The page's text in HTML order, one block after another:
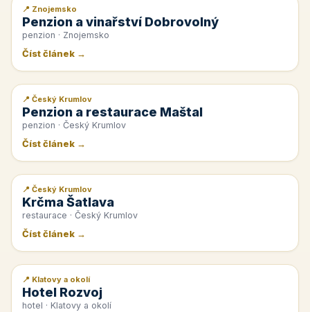
📰 PR článek
📍 Znojemsko
Penzion a vinařství Dobrovolný
penzion · Znojemsko
Číst článek →
📰 PR článek
📍 Český Krumlov
Penzion a restaurace Maštal
penzion · Český Krumlov
Číst článek →
📰 PR článek
📍 Český Krumlov
Krčma Šatlava
restaurace · Český Krumlov
Číst článek →
📰 PR článek
📍 Klatovy a okolí
Hotel Rozvoj
hotel · Klatovy a okolí